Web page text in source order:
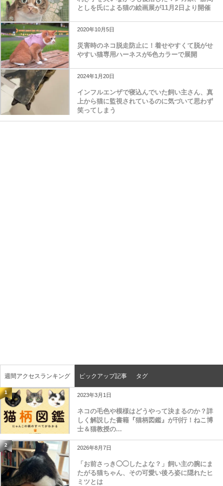
としを氏による猫の絵画展が11月2日より開催
2020年10月5日
災害時のネコ脱走防止に！着せやすくて脱がせ
やすい猫専用ハーネスが6色カラーで展開
2024年1月20日
インフルエンザで寝込んでいた飼い主さん、真
上から猫に監視されているのに気づいて思わず
笑ってしまう
週間アクセスランキング ピックアップ記事 タグ
1 2023年3月1日
ネコの毛色や模様はどうやって決まるのか？詳
しく解説した書籍『猫柄図鑑』が刊行！ねこ博
士＆猫教授の...
2 2026年8月7日
「お前さっき◯◯したよな？」飼い主の腕にま
たがる猫ちゃん、その可愛い後ろ姿に隠れたヒ
ミツとは